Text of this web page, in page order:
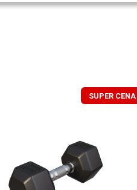
SUPER CENA